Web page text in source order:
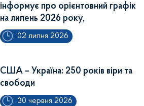
інформує про орієнтовний графік
на липень 2026 року,
02 липня 2026
США – Україна: 250 років віри та
свободи
30 червня 2026